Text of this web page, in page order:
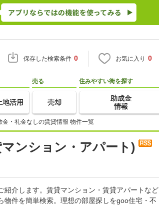
保存した検索条件 0 お気に入り 0
地活用
売る
売却
住みやすい街を探す
助成金
情報
金・礼金なしの賃貸情報 物件一覧
ンション・アパート)
介します。賃貸マンション・賃貸アパートなど
件を簡単検索。理想の部屋探しをgoo住宅・不